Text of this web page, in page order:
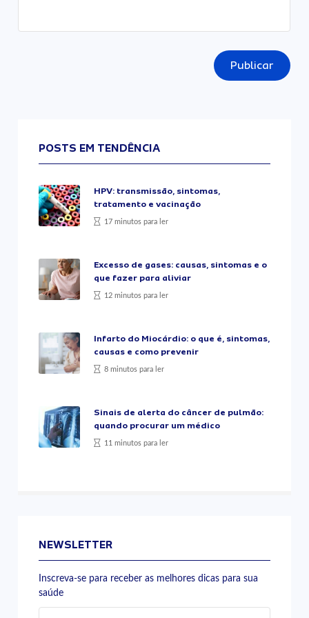
Publicar
POSTS EM TENDÊNCIA
HPV: transmissão, sintomas,
tratamento e vacinação
17 minutos para ler
Excesso de gases: causas, sintomas e o
que fazer para aliviar
12 minutos para ler
Infarto do Miocárdio: o que é, sintomas,
causas e como prevenir
8 minutos para ler
Sinais de alerta do câncer de pulmão:
quando procurar um médico
11 minutos para ler
NEWSLETTER
Inscreva-se para receber as melhores dicas para sua
saúde